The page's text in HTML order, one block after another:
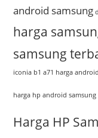
android samsung
harga
samsung
iconia b1 a71 harga
harga hp android samsung
Harga HP